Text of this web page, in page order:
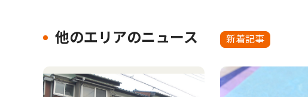
他のエリアのニュース 新着記事